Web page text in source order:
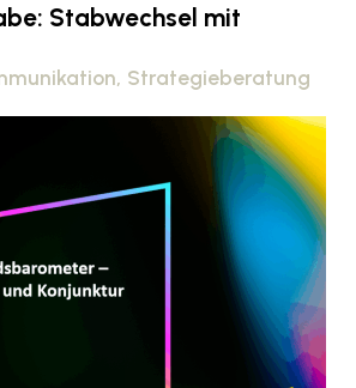
Stabwechsel mit
Strategieberatung